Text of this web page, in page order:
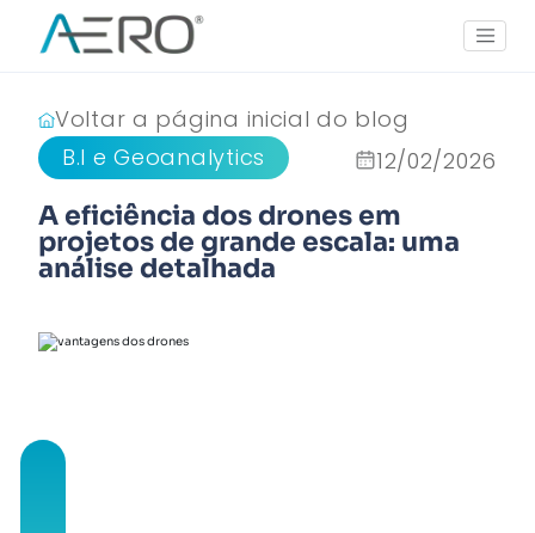
B.I e Geoanalytics 12/02/2026
Voltar a página inicial do blog
A eficiência dos drones em
projetos de grande escala: uma
análise detalhada